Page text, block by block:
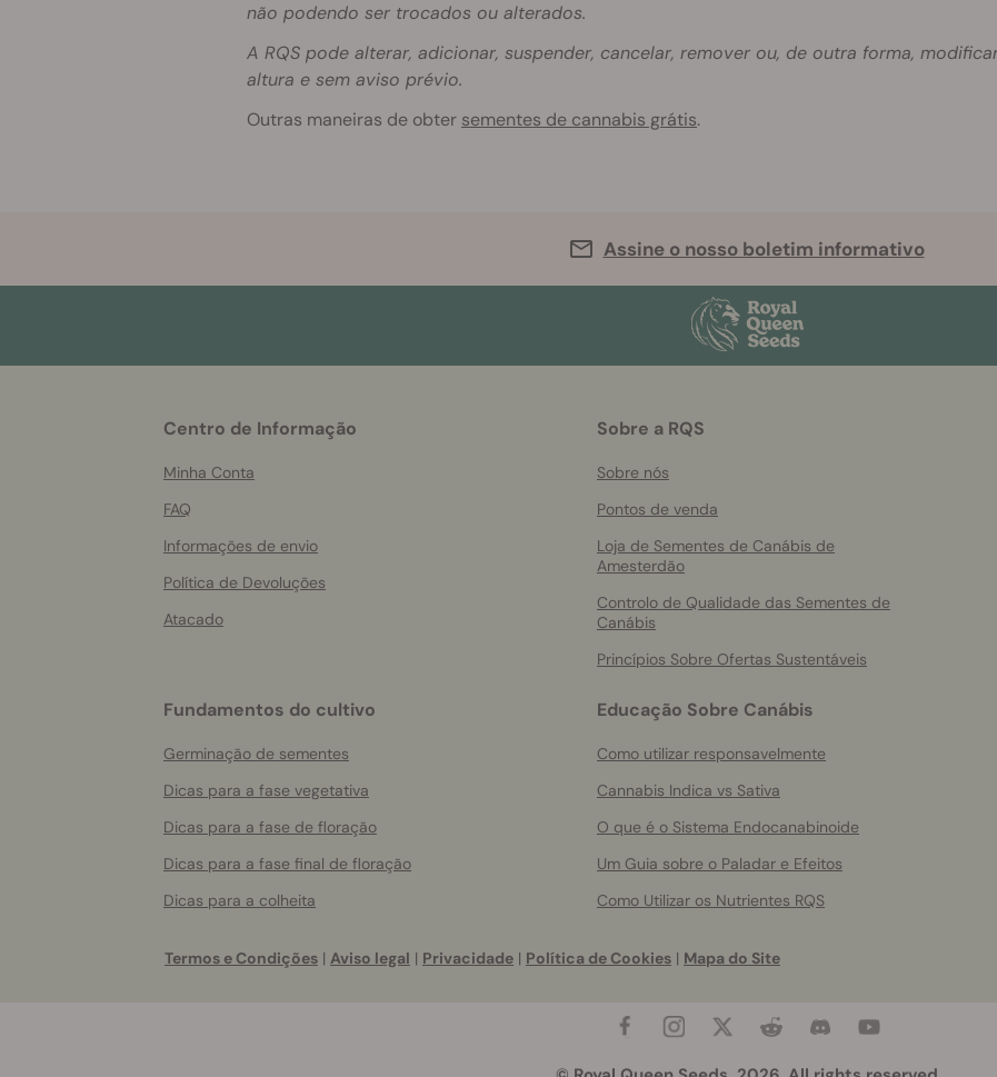
não podendo ser trocados ou alterados.
A RQS pode alterar, adicionar, suspender, cancelar, remover ou, de outra forma,
altura e sem aviso prévio.
Outras maneiras de obter sementes de cannabis grátis.
Assine o nosso boletim informativo
Centro de Informação
Minha Conta
FAQ
Informações de envio
Política de Devoluções
Atacado
Sobre a RQS
Sobre nós
Pontos de venda
Loja de Sementes de Canábis de
Amesterdão
Controlo de Qualidade das Sementes de
Canábis
Princípios Sobre Ofertas Sustentáveis
Fundamentos do cultivo
Germinação de sementes
Dicas para a fase vegetativa
Dicas para a fase de floração
Dicas para a fase final de floração
Dicas para a colheita
Educação Sobre Canábis
Como utilizar responsavelmente
Cannabis Indica vs Sativa
O que é o Sistema Endocanabinoide
Um Guia sobre o Paladar e Efeitos
Como Utilizar os Nutrientes RQS
Termos e Condições | Aviso legal | Privacidade | Política de Cookies | Mapa do Site